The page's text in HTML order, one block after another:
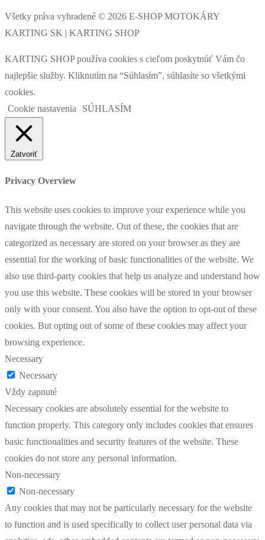
Všetky práva vyhradené © 2026 E-SHOP MOTOKÁRY
KARTING SK | KARTING SHOP
KARTING SHOP používa cookies s cieľom poskytnúť Vám čo
najlepšie služby. Kliknutím na “Súhlasím”, súhlasíte so všetkými
cookies.
Cookie nastavenia
SÚHLASÍM
Zatvoriť
Privacy Overview
This website uses cookies to improve your experience while you
navigate through the website. Out of these, the cookies that are
categorized as necessary are stored on your browser as they are
essential for the working of basic functionalities of the website. We
also use third-party cookies that help us analyze and understand how
you use this website. These cookies will be stored in your browser
only with your consent. You also have the option to opt-out of these
cookies. But opting out of some of these cookies may affect your
browsing experience.
Necessary
Necessary
Vždy zapnuté
Necessary cookies are absolutely essential for the website to
function properly. This category only includes cookies that ensures
basic functionalities and security features of the website. These
cookies do not store any personal information.
Non-necessary
Non-necessary
Any cookies that may not be particularly necessary for the website
to function and is used specifically to collect user personal data via